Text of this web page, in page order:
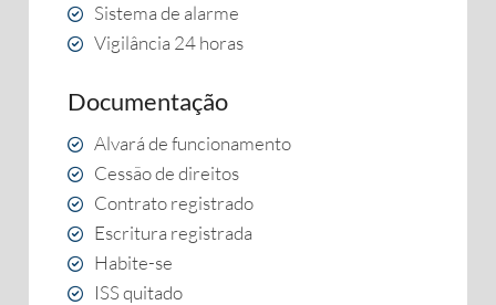
Sistema de alarme
Vigilância 24 horas
Documentação
Alvará de funcionamento
Cessão de direitos
Contrato registrado
Escritura registrada
Habite-se
ISS quitado